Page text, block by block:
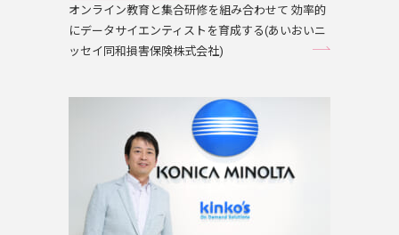
オンライン教育と集合研修を組み合わせて 効率的
にデータサイエンティストを育成する(あいおいニ
ッセイ同和損害保険株式会社)